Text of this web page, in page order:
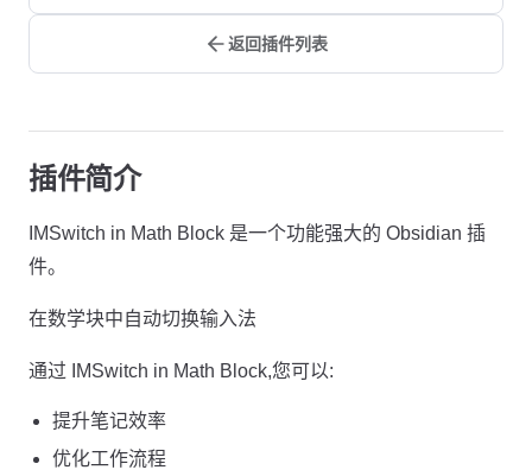
返回插件列表
插件简介
IMSwitch in Math Block 是一个功能强大的 Obsidian 插
件。
在数学块中自动切换输入法
通过 IMSwitch in Math Block,您可以:
提升笔记效率
优化工作流程